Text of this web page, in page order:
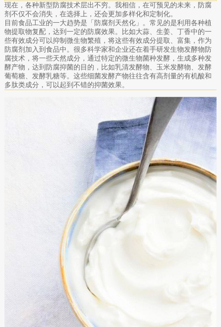
现在，各种新型防腐技术层出不穷。我相信，在可预见的未来，防腐
剂不仅不会消失，在选择上，还会更加多样化和定制化。
目前食品工业的一大趋势是「防腐剂天然化」。常见的是利用各种植
物提取物复配，达到一定的防腐效果。比如大蒜、生姜、丁香中的一
些有效成分可以抑制微生物繁殖，将这些有效成分提取、富集，作为
防腐剂加入到食品中。很多科学家和企业还在着手研发生物发酵物防
腐技术，将一些天然成分，通过特定的微生物菌种发酵，生成多种发
酵产物，达到防腐抑菌的目的，比如乳清发酵物、玉米发酵物、发酵
葡萄糖、发酵乳糖等。这些细菌发酵产物往往含有高剂量的有机酸和
多肽类成分，可以起到不错的抑菌效果。